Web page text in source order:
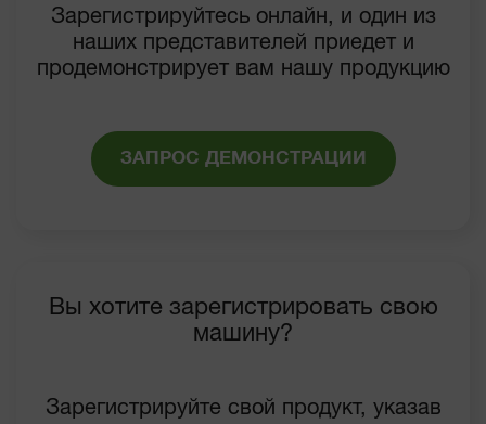
Зарегистрируйтесь онлайн, и один из
наших представителей приедет и
продемонстрирует вам нашу продукцию
ЗАПРОС ДЕМОНСТРАЦИИ
Вы хотите зарегистрировать свою
машину?
Зарегистрируйте свой продукт, указав